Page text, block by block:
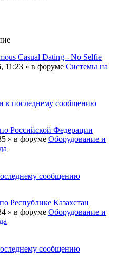
Casual Dating - No Selfie
11:23 » в форуме Системы на
к последнему сообщению
Российской Федерации
» в форуме Оборудование и
сообщению
Республике Казахстан
» в форуме Оборудование и
сообщению